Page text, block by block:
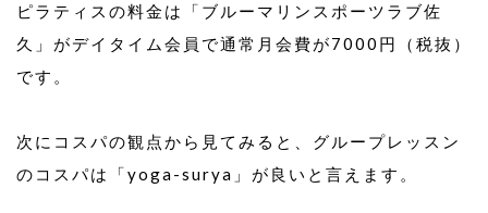
ピラティスの料金は「ブルーマリンスポーツラブ佐
久」がデイタイム会員で通常月会費が7000円（税抜）
です。
次にコスパの観点から見てみると、グループレッスン
のコスパは「yoga-surya」が良いと言えます。